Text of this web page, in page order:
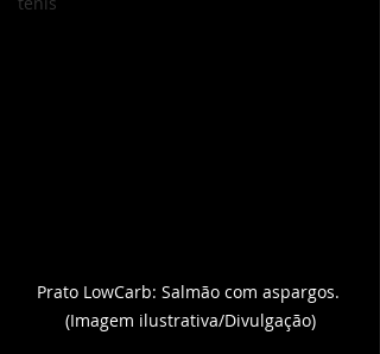
Prato LowCarb: Salmão com aspargos.
(Imagem ilustrativa/Divulgação)